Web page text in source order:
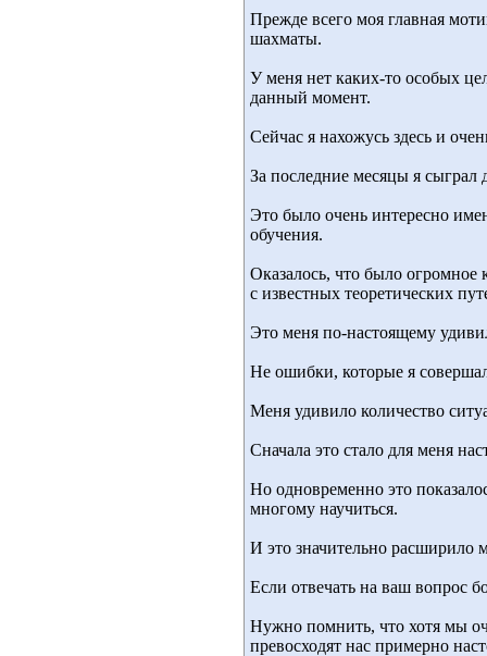
Прежде всего моя главная
шахматы.
У меня нет каких-то особых
данный момент.
Сейчас я нахожусь здесь и
За последние месяцы я сыграл
Это было очень интересно
обучения.
Оказалось, что было огромное
с известных теоретических
Это меня по-настоящему
Не ошибки, которые я
Меня удивило количество
Сначала это стало для меня
Но одновременно это
многому научиться.
И это значительно расширило
Если отвечать на ваш вопрос
Нужно помнить, что хотя мы
превосходят нас примерно